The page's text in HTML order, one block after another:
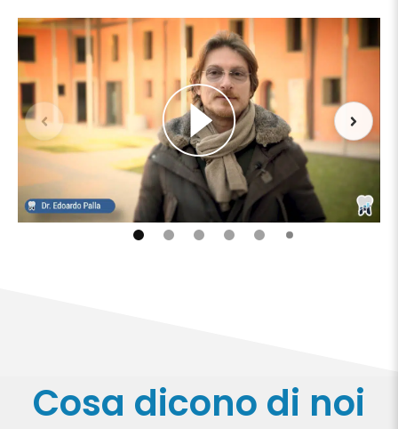
Cosa dicono di noi